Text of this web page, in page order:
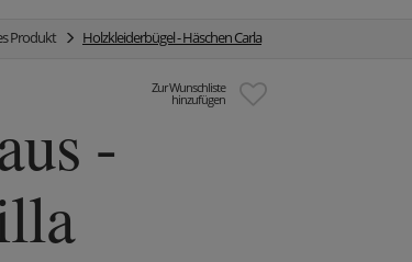
Produkt Holzkleiderbügel - Häschen Carla
Zur Wunschliste
hinzufügen
-